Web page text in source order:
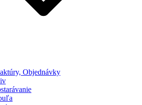
Objednávky